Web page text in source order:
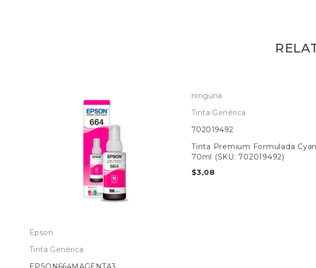
Epson
Tinta Genérica
ninguna
Tinta Genérica
702019492
Tinta Premium Formulada Cyan
70ml (SKU: 702019492)
$3,08